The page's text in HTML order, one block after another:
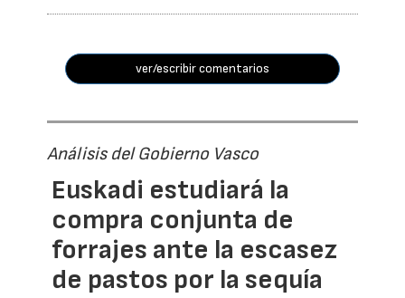
ver/escribir comentarios
Análisis del Gobierno Vasco
Euskadi estudiará la
compra conjunta de
forrajes ante la escasez
de pastos por la sequía